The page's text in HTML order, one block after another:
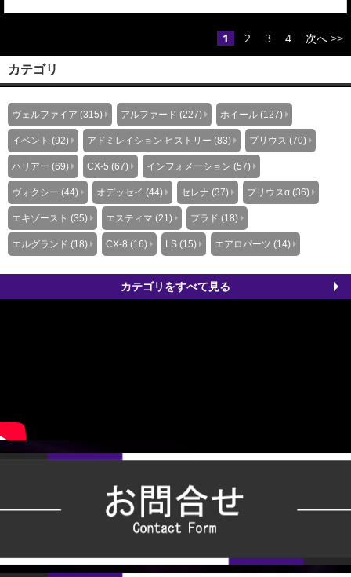
発も進み、本日、新規制試験も無事終了し発売まであと少しとな
りました。発売予定：６月下旬3DA-ＫＦ系ＣＸ－５AT/ディーゼ
ル車２ＷＤ・４ＷＤ専用Ｈ３０．０２～Vテー...
1 2 3 4 次へ >>
カテゴリ
ヴェルファイア (315) アルファード (227) ホイール (127)
イベント (92) アドミレイション ヒストリー (83) プリウス (70)
ハリアー (69) CX-5 (67) インフォメーション (57)
ヴォクシー (44) オデッセイ (44) セレナ (37) プリウスα (36)
エキゾースト (35) エスティマ (21) プラド (18)
エルグランド (18) CX-8 (16) LS (15) エアロパーツ (14)
カテゴリをすべて見る